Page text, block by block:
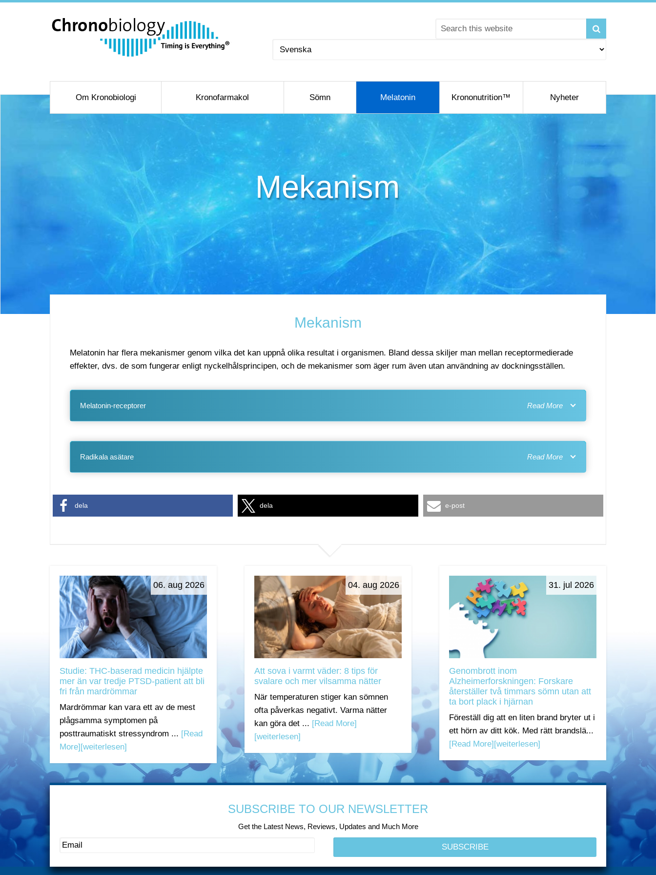
Välj
Om Kronobiologi Kronofarmakol Sömn Melatonin Krononutrition™ Nyheter
Mekanism
Mekanism
Melatonin har flera mekanismer genom vilka det kan uppnå olika resultat i organismen. Bland dessa skiljer man mellan receptormedierade
effekter, dvs. de som fungerar enligt nyckelhålsprincipen, och de mekanismer som äger rum även utan användning av dockningsställen.
Melatonin-receptorer
Radikala asätare
dela dela e-post
06. aug 2026
Studie: THC-baserad medicin hjälpte
mer än var tredje PTSD-patient att bli
fri från mardrömmar
Mardrömmar kan vara ett av de mest
plågsamma symptomen på
posttraumatiskt stressyndrom ... [Read
More][weiterlesen]
04. aug 2026
Att sova i varmt väder: 8 tips för
svalare och mer vilsamma nätter
När temperaturen stiger kan sömnen
ofta påverkas negativt. Varma nätter
kan göra det ... [Read More]
[weiterlesen]
31. jul 2026
Genombrott inom
Alzheimerforskningen: Forskare
återställer två timmars sömn utan att
ta bort plack i hjärnan
Föreställ dig att en liten brand bryter ut i
ett hörn av ditt kök. Med rätt brandslä...
[Read More][weiterlesen]
SUBSCRIBE TO OUR NEWSLETTER
Get the Latest News, Reviews, Updates and Much More